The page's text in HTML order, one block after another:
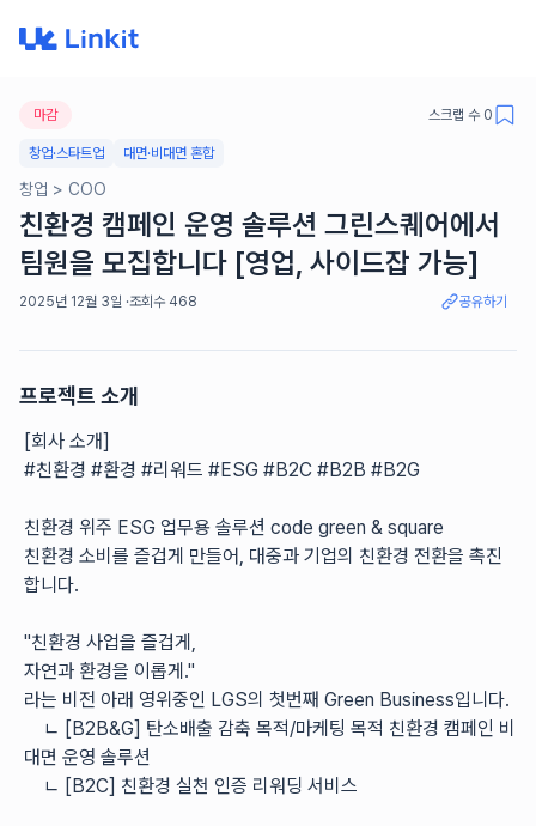
마감 스크랩 수 0
창업·스타트업 대면·비대면 혼합
창업 > COO
친환경 캠페인 운영 솔루션 그린스퀘어에서
팀원을 모집합니다 [영업, 사이드잡 가능]
2025년 12월 3일 ·조회수 468 공유하기
프로젝트 소개
[회사 소개]
#친환경 #환경 #리워드 #ESG #B2C #B2B #B2G
친환경 위주 ESG 업무용 솔루션 code green & square
친환경 소비를 즐겁게 만들어, 대중과 기업의 친환경 전환을 촉진
합니다.
"친환경 사업을 즐겁게,
자연과 환경을 이롭게."
라는 비전 아래 영위중인 LGS의 첫번째 Green Business입니다.
대면 운영 솔루션
    ㄴ [B2C] 친환경 실천 인증 리워딩 서비스